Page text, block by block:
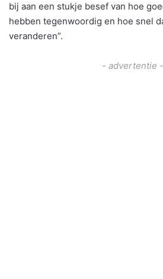
bij aan een stukje besef van hoe
hebben tegenwoordig en hoe snel
veranderen”.
- advertentie -